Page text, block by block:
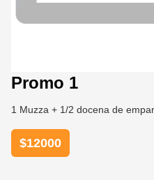
Promo 1
1 Muzza + 1/2 docena de
$12000